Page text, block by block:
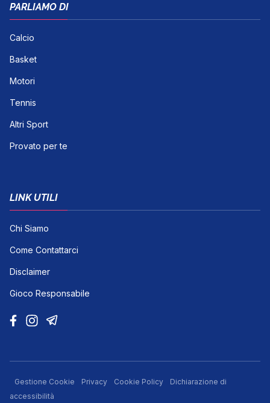
PARLIAMO DI
Calcio
Basket
Motori
Tennis
Altri Sport
Provato per te
LINK UTILI
Chi Siamo
Come Contattarci
Disclaimer
Gioco Responsabile
Gestione Cookie Privacy Cookie Policy
Dichiarazione di
accessibilità